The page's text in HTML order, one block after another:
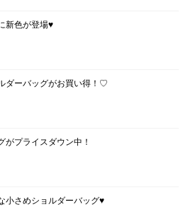
新色が登場♥
ダーバッグがお買い得！♡
がプライスダウン中！
小さめショルダーバッグ♥